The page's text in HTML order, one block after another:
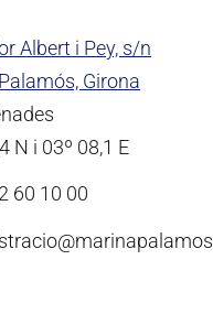
Albert i Pey, s/n
Girona
N i 03º 08,1 E
60 10 00